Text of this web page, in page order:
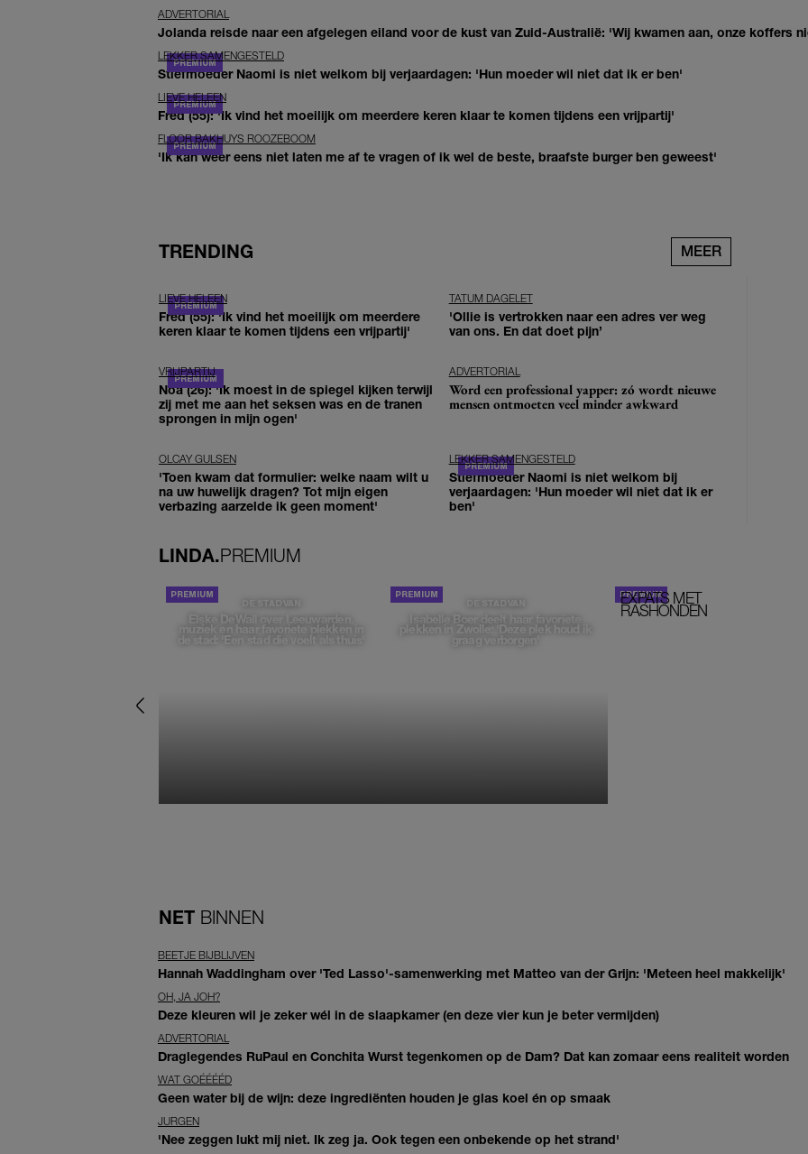
ADVERTORIAL
Jolanda reisde naar een afgelegen eiland voor de kust van Zuid-Australië: 'Wij kwamen aan, onze koffers
LEKKER SAMENGESTELD
Stiefmoeder Naomi is niet welkom bij verjaardagen: 'Hun moeder wil niet dat ik er ben'
LIEVE HELEEN
Fred (55): 'Ik vind het moeilijk om meerdere keren klaar te komen tijdens een vrijpartij'
FLOOR BAKHUYS ROOZEBOOM
'Ik kan weer eens niet laten me af te vragen of ik wel de beste, braafste burger ben geweest'
TRENDING MEER
LIEVE HELEEN
Fred (55): 'Ik vind het moeilijk om meerdere
keren klaar te komen tijdens een vrijpartij'
TATUM DAGELET
'Ollie is vertrokken naar een adres ver weg
van ons. En dat doet pijn’
VRIJPARTIJ
Noa (26): 'Ik moest in de spiegel kijken terwijl
zij met me aan het seksen was en de tranen
sprongen in mijn ogen'
ADVERTORIAL
Word een professional yapper: zó wordt nieuwe
mensen ontmoeten veel minder awkward
OLCAY GULSEN
'Toen kwam dat formulier: welke naam wilt u
na uw huwelijk dragen? Tot mijn eigen
verbazing aarzelde ik geen moment'
LEKKER SAMENGESTELD
Stiefmoeder Naomi is niet welkom bij
verjaardagen: 'Hun moeder wil niet dat ik er
ben'
LINDA.PREMIUM
DE STAD VAN
Elske DeWall over Leeuwarden,
muziek en haar favoriete plekken in
de stad: 'Een stad die voelt als thuis'
DE STAD VAN
Isabelle Boer deelt haar favoriete
plekken in Zwolle: 'Deze plek houd ik
graag verborgen'
EXPATS MET
RASHONDEN
NET BINNEN
BEETJE BIJBLIJVEN
Hannah Waddingham over 'Ted Lasso'-samenwerking met Matteo van der Grijn: 'Meteen heel makkelijk'
OH, JA JOH?
Deze kleuren wil je zeker wél in de slaapkamer (en deze vier kun je beter vermijden)
ADVERTORIAL
Draglegendes RuPaul en Conchita Wurst tegenkomen op de Dam? Dat kan zomaar eens realiteit worden
WAT GOÉÉÉÉD
Geen water bij de wijn: deze ingrediënten houden je glas koel én op smaak
JURGEN
'Nee zeggen lukt mij niet. Ik zeg ja. Ook tegen een onbekende op het strand'